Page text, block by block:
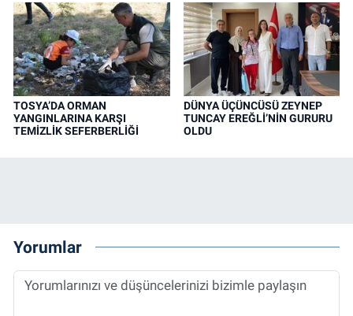
TOSYA’DA ORMAN
YANGINLARINA KARŞI
TEMİZLİK SEFERBERLİĞİ
DÜNYA ÜÇÜNCÜSÜ ZEYNEP
TUNCAY EREĞLİ’NİN GURURU
OLDU
Yorumlar